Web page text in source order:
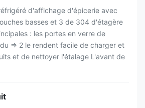
d'affichage d'épicerie avec
basses et 3 de 304 d'étagère
: les portes en verre de
⇒ 2 le rendent facile de charger et
et de nettoyer l'étalage L'avant de